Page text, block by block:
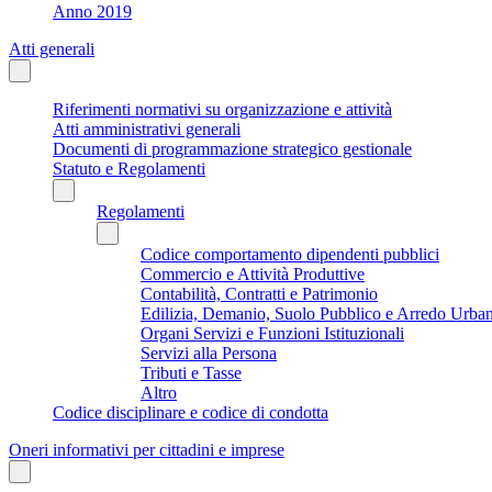
Anno 2019
Atti generali
Riferimenti normativi su organizzazione e attività
Atti amministrativi generali
Documenti di programmazione strategico gestionale
Statuto e Regolamenti
Regolamenti
Codice comportamento dipendenti pubblici
Commercio e Attività Produttive
Contabilità, Contratti e Patrimonio
Edilizia, Demanio, Suolo Pubblico e Arredo
Organi Servizi e Funzioni Istituzionali
Servizi alla Persona
Tributi e Tasse
Altro
Codice disciplinare e codice di condotta
Oneri informativi per cittadini e imprese